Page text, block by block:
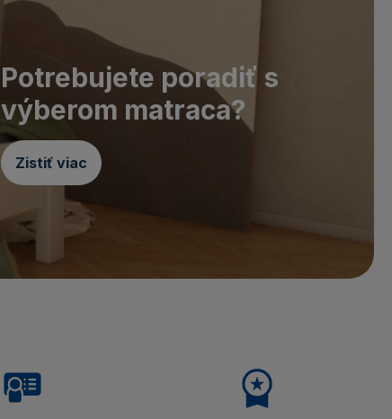
Potrebujete poradiť s
výberom matraca?
Zistiť viac